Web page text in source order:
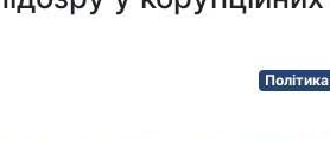
Політика